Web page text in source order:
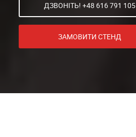
ДЗВОНІТЬ! +48 616 791 105
ЗАМОВИТИ СТЕНД